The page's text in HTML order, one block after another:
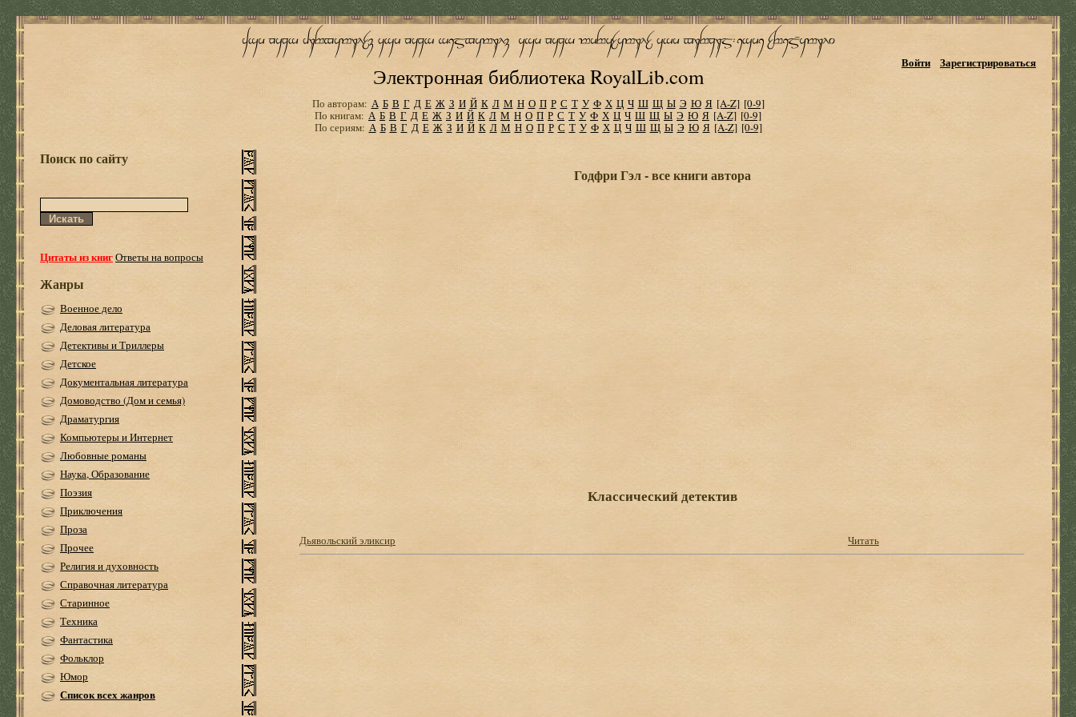
Электронная библиотека RoyalLib.com
Войти Зарегистрироваться
По авторам: А Б В Г Д Е Ж З И Й К Л М Н О П Р С Т У Ф Х Ц Ч Ш Щ Ы Э Ю Я [A-Z] [0-9]
По книгам: А Б В Г Д Е Ж З И Й К Л М Н О П Р С Т У Ф Х Ц Ч Ш Щ Ы Э Ю Я [A-Z] [0-9]
По сериям: А Б В Г Д Е Ж З И Й К Л М Н О П Р С Т У Ф Х Ц Ч Ш Щ Ы Э Ю Я [A-Z] [0-9]
Поиск по сайту
Цитаты из книгОтветы на вопросы
Жанры
Военное дело
Деловая литература
Детективы и Триллеры
Детское
Документальная литература
Домоводство (Дом и семья)
Драматургия
Компьютеры и Интернет
Любовные романы
Наука, Образование
Поэзия
Приключения
Проза
Прочее
Религия и духовность
Справочная литература
Старинное
Техника
Фантастика
Фольклор
Юмор
Список всех жанров
Годфри Гэл - все книги автора
Классический детектив
Дьявольский эликсир Читать